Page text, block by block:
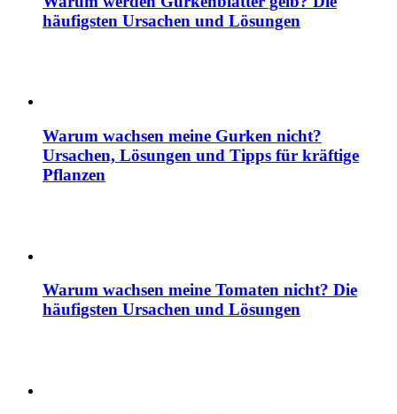
häufigsten Ursachen und Lösungen
Warum wachsen meine Gurken nicht?
Ursachen, Lösungen und Tipps für kräftige
Pflanzen
Warum wachsen meine Tomaten nicht? Die
häufigsten Ursachen und Lösungen